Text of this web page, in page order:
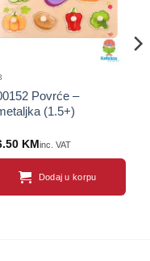
Povrće –
(1.5+)
KM inc. VAT
Dodaj u korpu